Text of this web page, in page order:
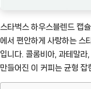
스타벅스 하우스블렌드 캡
에서 편안하게 사랑하는 스
입니다. 콜롬비아, 과테말
만들어진 이 커피는 균형 잡